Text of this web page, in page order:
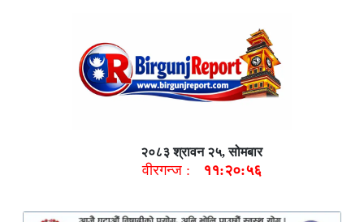
२०८३ श्रावन २५, सोमबार
वीरगन्ज : ११:२०:५७